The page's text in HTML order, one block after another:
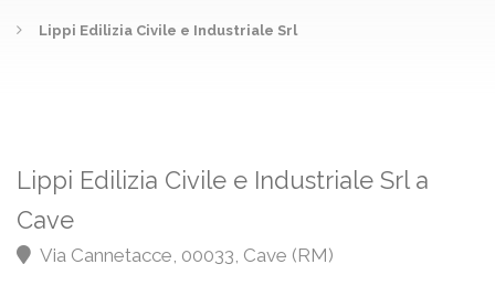
Lippi Edilizia Civile e Industriale Srl
Lippi Edilizia Civile e Industriale Srl a
Cave
Via Cannetacce, 00033, Cave (RM)